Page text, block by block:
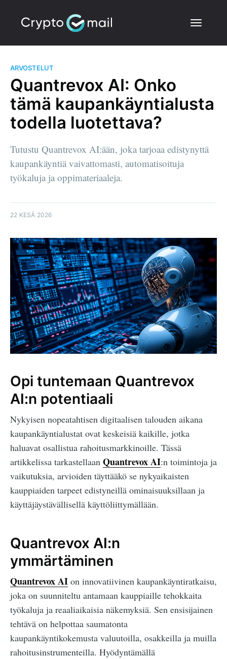
ARVOSTELUT
Quantrevox AI: Onko
tämä kaupankäyntialusta
todella luotettava?
Tutustu Quantrevox AI:ään, joka tarjoaa edistynyttä
kaupankäyntiä vaivattomasti, automatisoituja
työkaluja ja oppimateriaaleja.
22 KESÄ 2026
Opi tuntemaan Quantrevox
AI:n potentiaali
Nykyisen nopeatahtisen digitaalisen talouden aikana
kaupankäyntialustat ovat keskeisiä kaikille, jotka
haluavat osallistua rahoitusmarkkinoille. Tässä
artikkelissa tarkastellaan Quantrevox AI:n toimintoja ja
vaikutuksia, arvioiden täyttääkö se nykyaikaisten
kauppiaiden tarpeet edistyneillä ominaisuuksillaan ja
käyttäjäystävällisellä käyttöliittymällään.
Quantrevox AI:n
ymmärtäminen
Quantrevox AI on innovatiivinen kaupankäyntiratkaisu,
joka on suunniteltu antamaan kauppiaille tehokkaita
työkaluja ja reaaliaikaisia näkemyksiä. Sen ensisijainen
tehtävä on helpottaa saumatonta
kaupankäyntikokemusta valuutoilla, osakkeilla ja muilla
rahoitusinstrumenteilla. Hyödyntämällä